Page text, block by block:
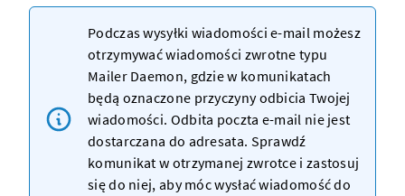
Podczas wysyłki wiadomości e-mail możesz
otrzymywać wiadomości zwrotne typu
Mailer Daemon, gdzie w komunikatach
będą oznaczone przyczyny odbicia Twojej
wiadomości. Odbita poczta e-mail nie jest
dostarczana do adresata. Sprawdź
komunikat w otrzymanej zwrotce i zastosuj
się do niej, aby móc wysłać wiadomość do